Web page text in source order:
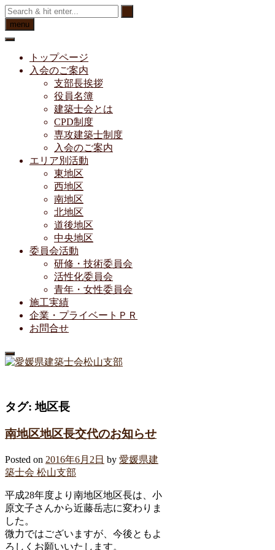
Skip
to
content
menu
トップページ
入会のご案内
支部長挨拶
役員名簿
建築士会とは
CPD制度
専攻建築士制度
入会のご案内
エリア別活動
東地区
西地区
南地区
北地区
道後地区
中央地区
委員会活動
研修・技術委員会
活性化委員会
青年・女性委員会
施工実績
企業・プライベートＰＲ
お問合せ
タグ:地区長
南地区地区長交代のお知らせ
Posted on 2016年6月2日 by 愛媛県建
築士会 松山支部
平成28年度より南地区地区長は、小
原文子さんから近藤岳志に変わりま
した。
微力ではございますが、今後ともよ
ろしくお願いいたします。